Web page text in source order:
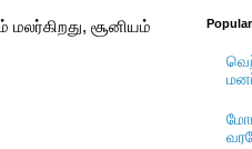
சூனியம்